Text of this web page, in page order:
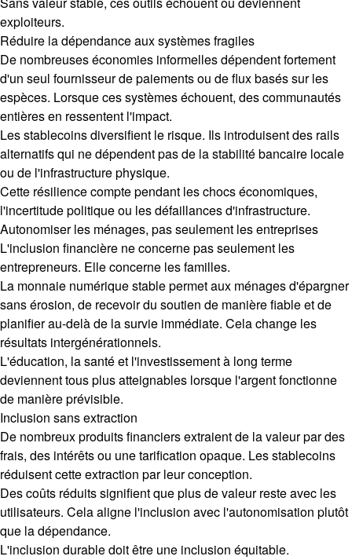
exploiteurs.
Réduire la dépendance aux systèmes fragiles
De nombreuses économies informelles dépendent fortement
d'un seul fournisseur de paiements ou de flux basés sur les
espèces. Lorsque ces systèmes échouent, des communautés
entières en ressentent l'impact.
Les stablecoins diversifient le risque. Ils introduisent des rails
alternatifs qui ne dépendent pas de la stabilité bancaire locale
ou de l'infrastructure physique.
Cette résilience compte pendant les chocs économiques,
l'incertitude politique ou les défaillances d'infrastructure.
Autonomiser les ménages, pas seulement les entreprises
L'inclusion financière ne concerne pas seulement les
entrepreneurs. Elle concerne les familles.
La monnaie numérique stable permet aux ménages d'épargner
sans érosion, de recevoir du soutien de manière fiable et de
planifier au-delà de la survie immédiate. Cela change les
résultats intergénérationnels.
L'éducation, la santé et l'investissement à long terme
deviennent tous plus atteignables lorsque l'argent fonctionne
de manière prévisible.
Inclusion sans extraction
De nombreux produits financiers extraient de la valeur par des
frais, des intérêts ou une tarification opaque. Les stablecoins
réduisent cette extraction par leur conception.
Des coûts réduits signifient que plus de valeur reste avec les
utilisateurs. Cela aligne l'inclusion avec l'autonomisation plutôt
que la dépendance.
L'inclusion durable doit être une inclusion équitable.